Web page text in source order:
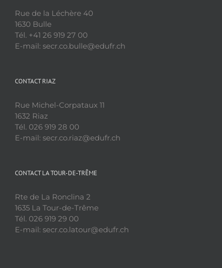
Rue de la Léchère 40
1630 Bulle
Tél. +41 26 919 27 00
E-mail: secr.co.bulle@edufr.ch
CONTACT RIAZ
Rue Michel-Corpataux 11
1632 Riaz
Tél. 026 919 28 00
E-mail: secr.co.riaz@edufr.ch
CONTACT LA TOUR-DE-TRÊME
Rte de La Ronclina 2
1635 La Tour-de-Trême
Tél. 026 919 29 00
E-mail: secr.co.latour@edufr.ch